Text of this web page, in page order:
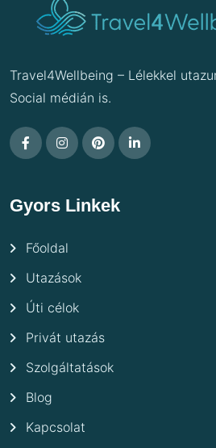
Travel4Wellbeing – Lélekkel
Social médián is.
Gyors Linkek
Főoldal
Utazások
Úti célok
Privát utazás
Szolgáltatások
Blog
Kapcsolat